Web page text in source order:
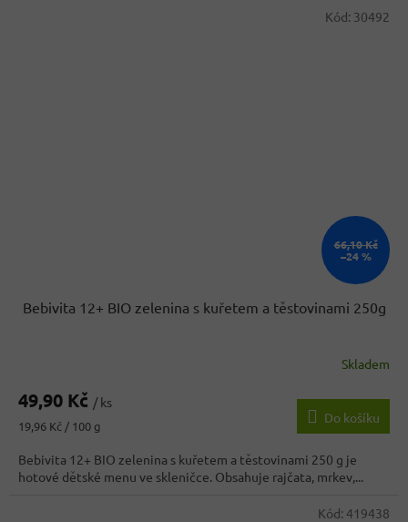
66,10 Kč
–24 %
Bebivita 12+ BIO zelenina s kuřetem a těstovinami 250g
Skladem
49,90 Kč / ks
Měrná
19,96 Kč / 100 g
Do košíku
Bebivita 12+ BIO zelenina s kuřetem a těstovinami 250 g je
hotové dětské menu ve skleničce. Obsahuje rajčata, mrkev,...
Kód: 30492
Kód: 419438